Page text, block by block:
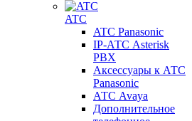
ATC
ATC Panasonic
IP-АТС Asterisk
PBX
Аксессуары к АТС
Panasonic
АТС Avaya
Дополнительное